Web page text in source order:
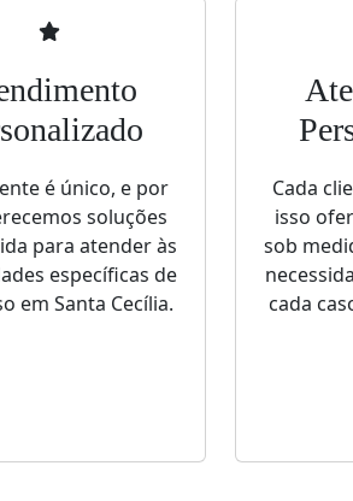
é único, e por
soluções
para atender às
específicas de
em Santa Cecília.
Cada
isso
sob
cada